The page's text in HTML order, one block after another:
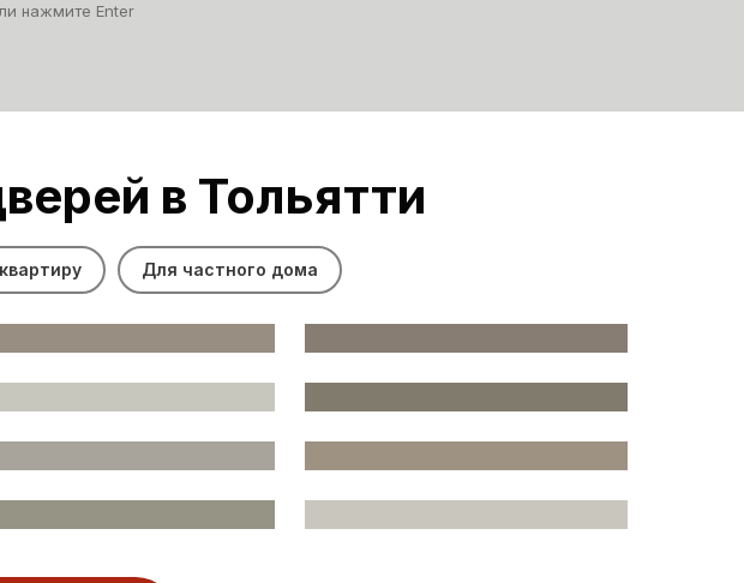
нажмите Enter
в Тольятти
Для частного дома